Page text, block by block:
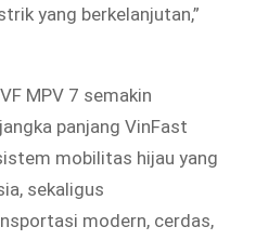
yang berkelanjutan,”
MPV 7 semakin
panjang VinFast
mobilitas hijau yang
sekaligus
modern, cerdas,